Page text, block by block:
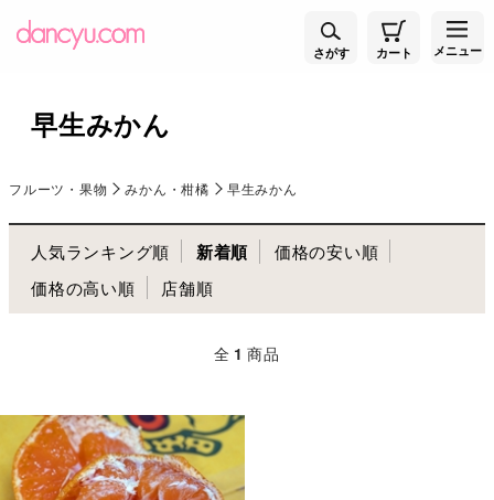
さがす カート メニュー
早生みかん
フルーツ・果物 みかん・柑橘 早生みかん
人気ランキング順 新着順
価格の安い順
価格の高い順
店舗順
全 1 商品